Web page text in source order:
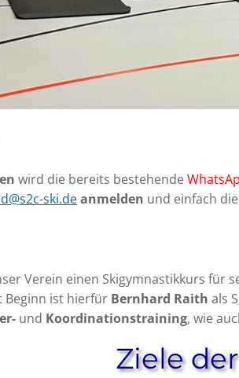
wird die bereits bestehende
ski.deanmelden und einfach die
Verein einen Skigymnastikkurs für
Beginn ist hierfür Bernhard Raith als
und Koordinationstraining, wie
Ziele